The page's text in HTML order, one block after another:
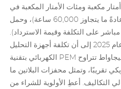
مكعبة ومئات الأمتار المكعبة في
الساعة)، وعمر النظام (عادةً ما يتجاوز 60,000 ساعة)، وحمل
مباشر على التكلفة وقيمة الاسترداد).
يشير تقرير صناعي صدر عام 2025 إلى أن تكلفة أجهزة التحليل
الكهربائي بتقنية PEM المعبأة في حاويات بقدرة 1 ميجاواط تتراوح
محفزات البلاتين ما
إجمالي التكاليف. أعطِ الأولوية للشراء من